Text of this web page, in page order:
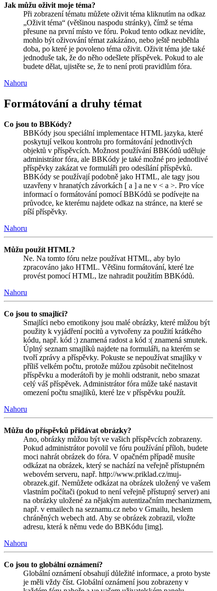
Jak můžu oživit moje téma?
Při zobrazení tématu můžete oživit téma kliknutím na odkaz
„Oživit téma“ (většinou naspodu stránky), čímž se téma
přesune na první místo ve fóru. Pokud tento odkaz nevidíte,
mohlo být oživování témat zakázáno, nebo ještě neuběhla
doba, po které je povoleno téma oživit. Oživit téma jde také
jednoduše tak, že do něho odešlete příspěvek. Pokud to ale
budete dělat, ujistěte se, že to není proti pravidlům fóra.
Nahoru
Formátování a druhy témat
Co jsou to BBKódy?
BBKódy jsou speciální implementace HTML jazyka, které
poskytují velkou kontrolu pro formátování jednotlivých
objektů v příspěvcích. Možnost používání BBKódů uděluje
administrátor fóra, ale BBKódy je také možné pro jednotlivé
příspěvky zakázat ve formuláři pro odesílání příspěvků.
BBKódy se používají podobně jako HTML, ale tagy jsou
uzavřeny v hranatých závorkách [ a ] a ne v < a >. Pro více
informací o formátování pomocí BBKódů se podívejte na
průvodce, ke kterému najdete odkaz na stránce, na které se
píší příspěvky.
Nahoru
Můžu použít HTML?
Ne. Na tomto fóru nelze používat HTML, aby bylo
zpracováno jako HTML. Většinu formátování, které lze
provést pomocí HTML, lze nahradit použitím BBKódů.
Nahoru
Co jsou to smajlíci?
Smajlíci nebo emotikony jsou malé obrázky, které můžou být
použity k vyjádření pocitů a vytvořeny za použití krátkého
kódu, např. kód :) znamená radost a kód :( znamená smutek.
Úplný seznam smajlíků najdete na formuláři, na kterém se
tvoří zprávy a příspěvky. Pokuste se nepoužívat smajlíky v
příliš velkém počtu, protože můžou způsobit nečitelnost
příspěvku a moderátoři by je mohli odstranit, nebo smazat
celý váš příspěvek. Administrátor fóra může také nastavit
omezení počtu smajlíků, které lze v příspěvku použít.
Nahoru
Můžu do příspěvků přidávat obrázky?
Ano, obrázky můžou být ve vašich příspěvcích zobrazeny.
Pokud administrátor povolil ve fóru používání příloh, budete
moci nahrát obrázek do fóra. V opačném případě musíte
odkázat na obrázek, který se nachází na veřejně přístupném
webovém serveru, např. http://www.priklad.cz/muj-
obrazek.gif. Nemůžete odkázat na obrázek uložený ve vašem
vlastním počítači (pokud to není veřejně přístupný server) ani
na obrázky uložené za nějakým autentizačním mechanizmem,
např. v emailech na seznamu.cz nebo v Gmailu, heslem
chráněných webech atd. Aby se obrázek zobrazil, vložte
adresu, která k němu vede do BBKódu [img].
Nahoru
Co jsou to globální oznámení?
Globální oznámení obsahují důležité informace, a proto byste
je měli vždy číst. Globální oznámení jsou zobrazeny v